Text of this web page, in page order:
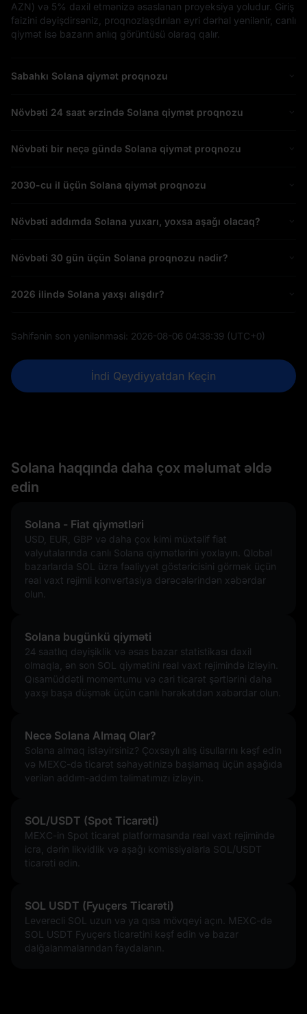
AZN) və 5% daxil etmənizə əsaslanan proyeksiya yoludur. Giriş
faizini dəyişdirsəniz, proqnozlaşdırılan əyri dərhal yenilənir, canlı
qiymət isə bazarın anlıq görüntüsü olaraq qalır.
Sabahkı Solana qiymət proqnozu
Növbəti 24 saat ərzində Solana qiymət proqnozu
Növbəti bir neçə gündə Solana qiymət proqnozu
2030-cu il üçün Solana qiymət proqnozu
Növbəti addımda Solana yuxarı, yoxsa aşağı olacaq?
Növbəti 30 gün üçün Solana proqnozu nədir?
2026 ilində Solana yaxşı alışdır?
Səhifənin son yenilənməsi: 2026-08-06 04:38:39 (UTC+0)
İndi Qeydiyyatdan Keçin
Solana haqqında daha çox məlumat əldə
edin
Solana - Fiat qiymətləri
USD, EUR, GBP və daha çox kimi müxtəlif fiat
valyutalarında canlı Solana qiymətlərini yoxlayın. Qlobal
bazarlarda SOL üzrə fəaliyyət göstəricisini görmək üçün
real vaxt rejimli konvertasiya dərəcələrindən xəbərdar
olun.
Solana bugünkü qiyməti
24 saatlıq dəyişiklik və əsas bazar statistikası daxil
olmaqla, ən son SOL qiymətini real vaxt rejimində izləyin.
Qısamüddətli momentumu və cari ticarət şərtlərini daha
yaxşı başa düşmək üçün canlı hərəkətdən xəbərdar olun.
Necə Solana Almaq Olar?
Solana almaq istəyirsiniz? Çoxsaylı alış üsullarını kəşf edin
və MEXC-də ticarət səhayətinizə başlamaq üçün aşağıda
verilən addım-addım təlimatımızı izləyin.
SOL/USDT (Spot Ticarəti)
MEXC-in Spot ticarət platformasında real vaxt rejimində
icra, dərin likvidlik və aşağı komissiyalarla SOL/USDT
ticarəti edin.
SOL USDT (Fyuçers Ticarəti)
Leverecli SOL uzun və ya qısa mövqeyi açın. MEXC-də
SOL USDT Fyuçers ticarətini kəşf edin və bazar
dalğalanmalarından faydalanın.